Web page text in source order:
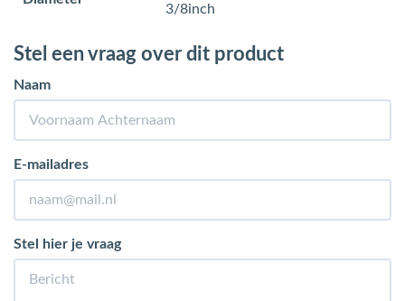
3/8inch
Stel een vraag over dit product
Naam
E-mailadres
Stel hier je vraag